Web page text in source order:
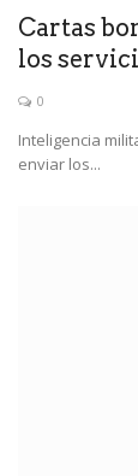
Cartas
los
0
Inteligencia
enviar los...